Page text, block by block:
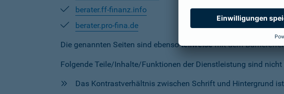
berater.ff-finanz.info
berater.pro-fina.de
Die genannten Seiten sind ebensoteilweisemit dem
Folgende Teile/Inhalte/Funktionen der Dienstleistung sind nicht
Das Kontrastverhältnis zwischen Schrift und Hintergrund